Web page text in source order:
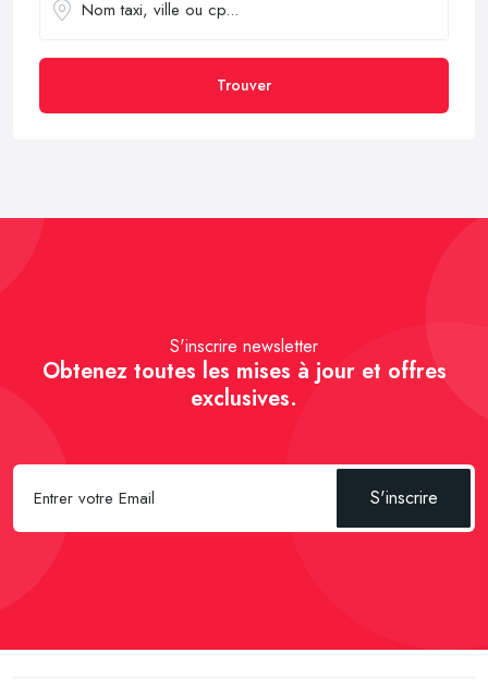
Trouver
S'inscrire newsletter
Obtenez toutes les mises à jour et offres
exclusives.
S'inscrire